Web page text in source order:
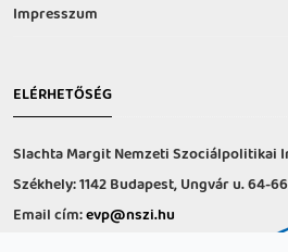
Impresszum
ELÉRHETŐSÉG
Slachta Margit Nemzeti Szociálpolitikai
Székhely: 1142 Budapest, Ungvár u. 64-
Email cím:evp@nszi.hu